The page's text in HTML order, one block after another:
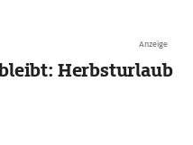
Anzeige
Herbsturlaub